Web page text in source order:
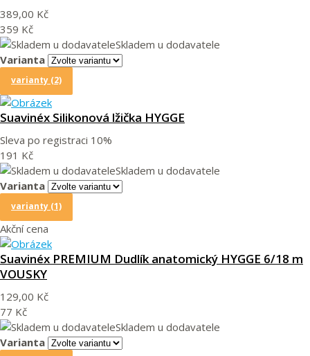
389,00 Kč
359 Kč
Skladem u dodavatele
Varianta
varianty (2)
Suavinéx Silikonová lžička HYGGE
Sleva po registraci 10%
191 Kč
Skladem u dodavatele
Varianta
varianty (1)
Akční cena
Suavinéx PREMIUM Dudlík anatomický HYGGE 6/18 m
VOUSKY
129,00 Kč
77 Kč
Skladem u dodavatele
Varianta